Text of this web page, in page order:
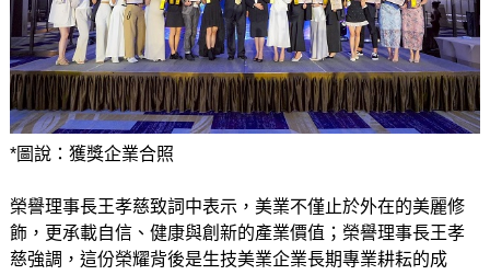
*圖說：獲獎企業合照
榮譽理事長王孝慈致詞中表示，美業不僅止於外在的美麗修
飾，更承載自信、健康與創新的產業價值；榮譽理事長王孝
慈強調，這份榮耀背後是生技美業企業長期專業耕耘的成